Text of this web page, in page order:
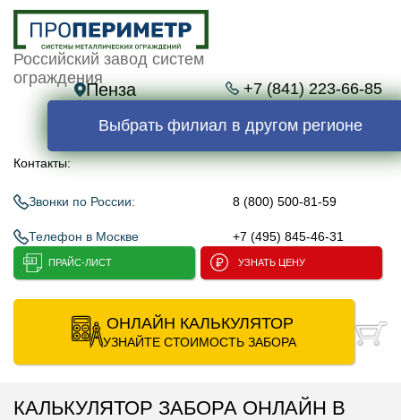
Российский завод систем
ограждения
Пенза +7 (841) 223-66-85
Выбрать филиал в другом регионе
Контакты:
Звонки по России: 8 (800) 500-81-59
Телефон в Москве +7 (495) 845-46-31
ПРАЙС-ЛИСТ УЗНАТЬ ЦЕНУ
ОНЛАЙН КАЛЬКУЛЯТОР
УЗНАЙТЕ СТОИМОСТЬ ЗАБОРА
КАЛЬКУЛЯТОР ЗАБОРА ОНЛАЙН В